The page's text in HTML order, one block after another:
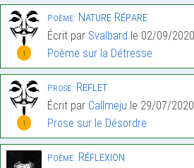
1
Poème: Nature Répare
Écrit par Svalbard le 02/09/
Poème sur la Détresse
1
Prose: Reflet
Écrit par Callmeju le 29/07/
Prose sur le Désordre
Poème: Réflexion